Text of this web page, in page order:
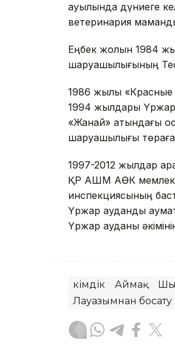
ауылында дүниеге
ветеринария
Еңбек жолын 1984
шаруашылығының
1986 жылы «Красные
1994 жылдары Үржар
«Жанай» атындағы
шаруашылығы
1997-2012 жылдар
ҚР АШМ АӨК
инспекциясының
Үржар аудандық
Үржар ауданы
Әкімдік Аймақ
Лауазымнан